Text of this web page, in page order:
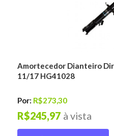
Amortecedor Dianteiro
11/17 HG41028
Por: R$273,30
à vista
R$245,97